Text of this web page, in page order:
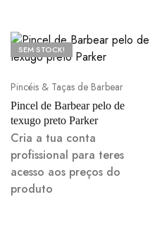
SEM STOCK!
Pincéis & Taças de Barbear
Pincel de Barbear pelo de
texugo preto Parker
Cria a tua conta
profissional para teres
acesso aos preços do
produto